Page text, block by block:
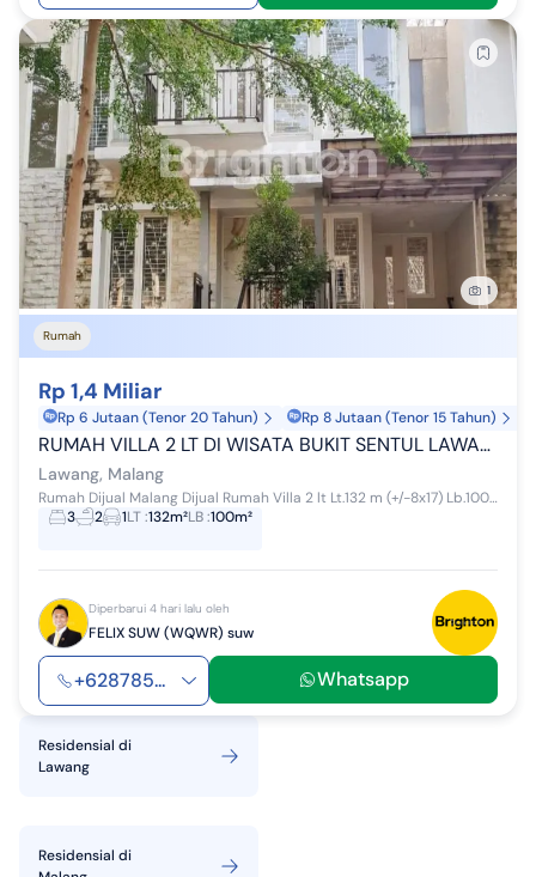
1
Rumah
Rp 1,4 Miliar
Rp 6 Jutaan (Tenor 20 Tahun) Rp 8 Jutaan (Tenor 15 Tahun)
RUMAH VILLA 2 LT DI WISATA BUKIT SENTUL LAWANG MALANG
Lawang, Malang
Rumah Dijual Malang Dijual Rumah Villa 2 lt Lt.132 m (+/-8x17) Lb.100 m 3kt+2km Pln 2200 w SHM Hadap Utara Rp.1.4 M Nego more inf...
3
2 1LT:132m²LB:100m²
Diperbarui 4 hari lalu oleh
FELIX SUW (WQWR) suw
+628785... Whatsapp
Residensial di
Lawang
Residensial di